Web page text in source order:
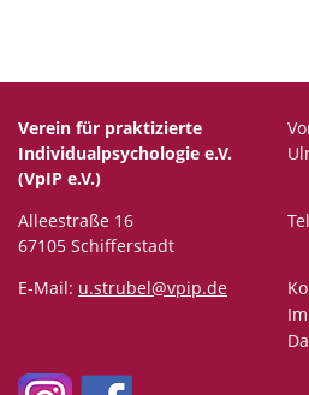
Verein für praktizierte
Individualpsychologie e.V.
(VpIP e.V.)
Alleestraße 16
67105 Schifferstadt
E-Mail: u.strubel@vpip.de